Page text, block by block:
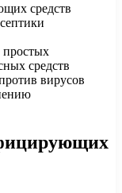
средств
простых
средств
вирусов